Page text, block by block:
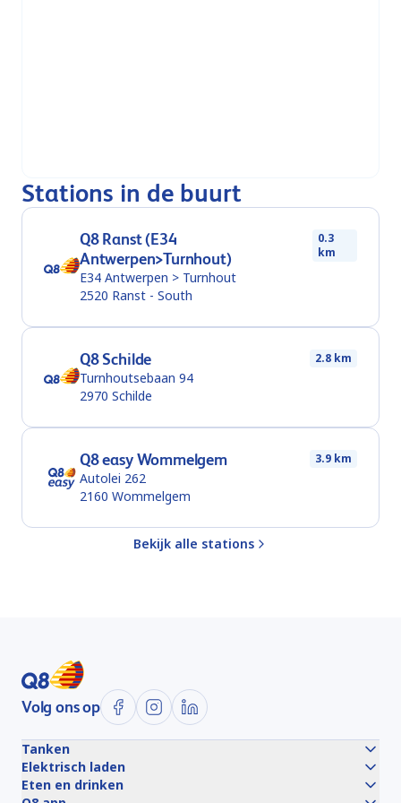
Stations in de buurt
Q8 Ranst (E34
Antwerpen>Turnhout)
0.3
km
E34 Antwerpen > Turnhout
2520 Ranst - South
Q8 Schilde 2.8 km
Turnhoutsebaan 94
2970 Schilde
Q8 easy Wommelgem 3.9 km
Autolei 262
2160 Wommelgem
Bekijk alle stations
Volg ons op
Tanken
Elektrisch laden
Eten en drinken